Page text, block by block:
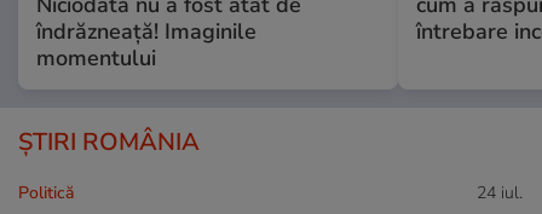
îndrăzneață! Imaginile
momentului
întrebare
ȘTIRI ROMÂNIA
Politică 24 iul.